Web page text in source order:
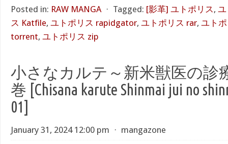
Posted in: RAW MANGA ⋅ Tagged: [影革] ユトポリス,
ス Katfile, ユトポリス rapidgator, ユトポリス rar, ユト
torrent, ユトポリス zip
小さなカルテ～新米獣医の診
巻 [Chisana karute Shinmai jui no
01]
January 31, 2024 12:00 pm ⋅ mangazone